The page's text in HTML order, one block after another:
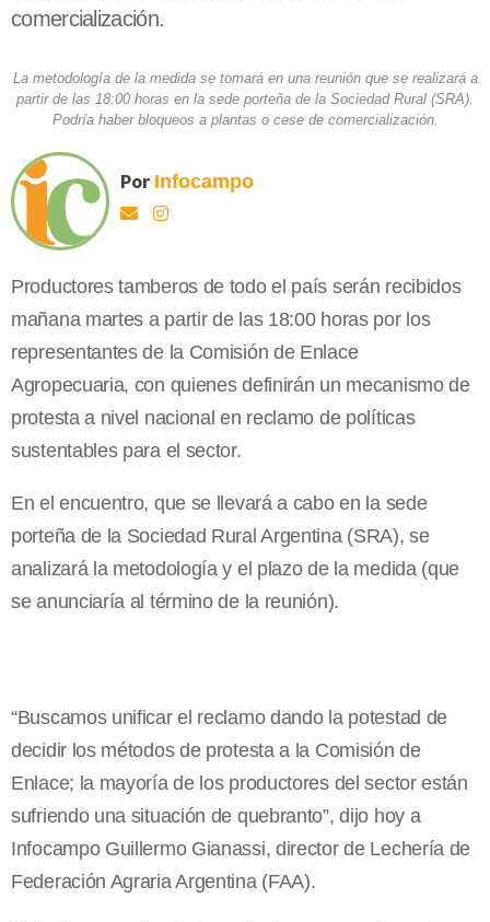
comercialización.
La metodología de la medida se tomará en una reunión que se realizará a
partir de las 18:00 horas en la sede porteña de la Sociedad Rural (SRA).
Podría haber bloqueos a plantas o cese de comercialización.
Por Infocampo
Productores tamberos de todo el país serán recibidos
mañana martes a partir de las 18:00 horas por los
representantes de la Comisión de Enlace
Agropecuaria, con quienes definirán un mecanismo de
protesta a nivel nacional en reclamo de políticas
sustentables para el sector.
En el encuentro, que se llevará a cabo en la sede
porteña de la Sociedad Rural Argentina (SRA), se
analizará la metodología y el plazo de la medida (que
se anunciaría al término de la reunión).
“Buscamos unificar el reclamo dando la potestad de
decidir los métodos de protesta a la Comisión de
Enlace; la mayoría de los productores del sector están
sufriendo una situación de quebranto”, dijo hoy a
Infocampo Guillermo Gianassi, director de Lechería de
Federación Agraria Argentina (FAA).